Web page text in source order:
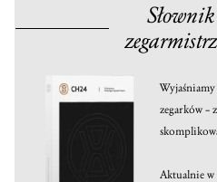
Wyjaśniamy
zegarków –
Aktualnie w